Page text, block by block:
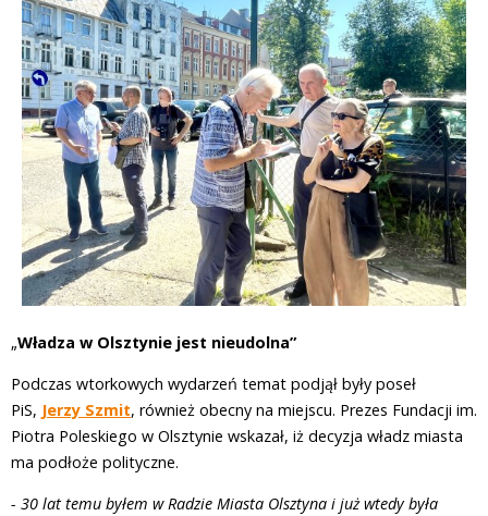
„Władza w Olsztynie jest nieudolna”
Podczas wtorkowych wydarzeń temat podjął były poseł
PiS, Jerzy Szmit, również obecny na miejscu. Prezes Fundacji im.
Piotra Poleskiego w Olsztynie wskazał, iż decyzja władz miasta
ma podłoże polityczne.
- 30 lat temu byłem w Radzie Miasta Olsztyna i już wtedy była